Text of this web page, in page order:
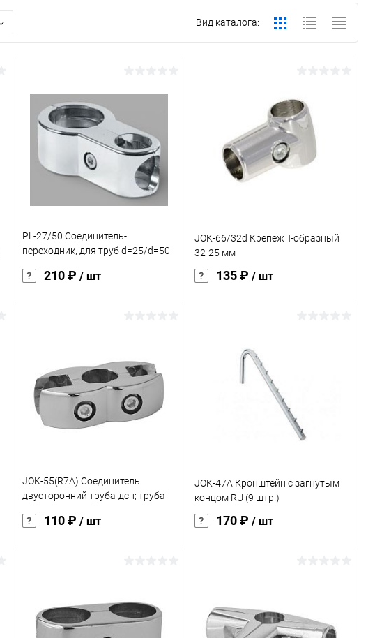
Вид каталога:
PL-27/50 Соединитель-
переходник, для труб d=25/d=50
210 ₽ / шт
Купить в 1 клик Сравнение
В избранное Под заказ
характеристика:
JOK-66/32d Крепеж Т-образный
32-25 мм
135 ₽/ шт
Купить в 1 клик
JOK-55(R7A) Соединитель
двусторонний труба-дсп; труба-
110 ₽ / шт
Купить в 1 клик Сравнение
JOK-47A Кронштейн с загнутым
концом RU (9 штр.)
170 ₽/ шт
Купить в 1 клик Сравнение